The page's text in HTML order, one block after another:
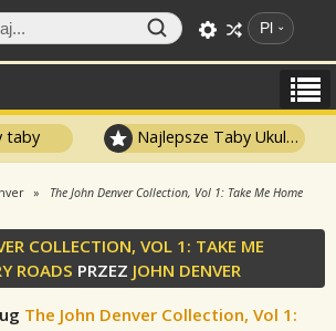
Pl
taby Najlepsze Taby Ukulele
The John Denver Collection, Vol 1: Take Me Home
COLLECTION, VOL 1: TAKE ME
ROADS PRZEZ JOHN DENVER
The John Denver Collection, Vol 1: